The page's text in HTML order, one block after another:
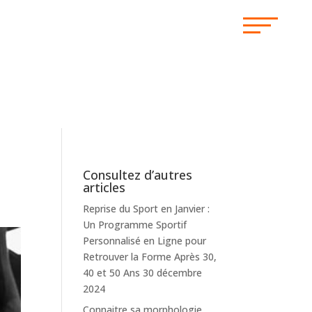
Consultez d’autres
articles
Reprise du Sport en Janvier :
Un Programme Sportif
Personnalisé en Ligne pour
Retrouver la Forme Après 30,
40 et 50 Ans 30 décembre
2024